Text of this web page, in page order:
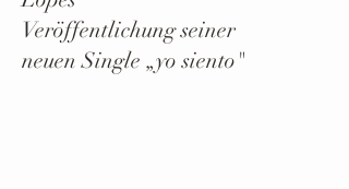
Veröffentlichung seiner
neuenSingle „yo siento"